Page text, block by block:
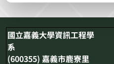
國立嘉義大學資訊工程學
系
(600355) 嘉義市鹿寮里